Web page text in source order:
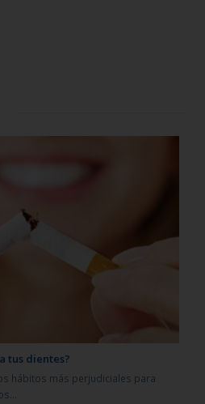
tus dientes?
hábitos más perjudiciales para